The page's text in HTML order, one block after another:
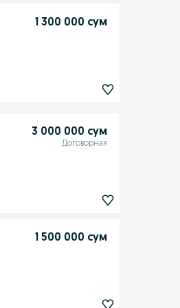
1 300 000 сум
3 000 000 сум
Договорная
1 500 000 сум